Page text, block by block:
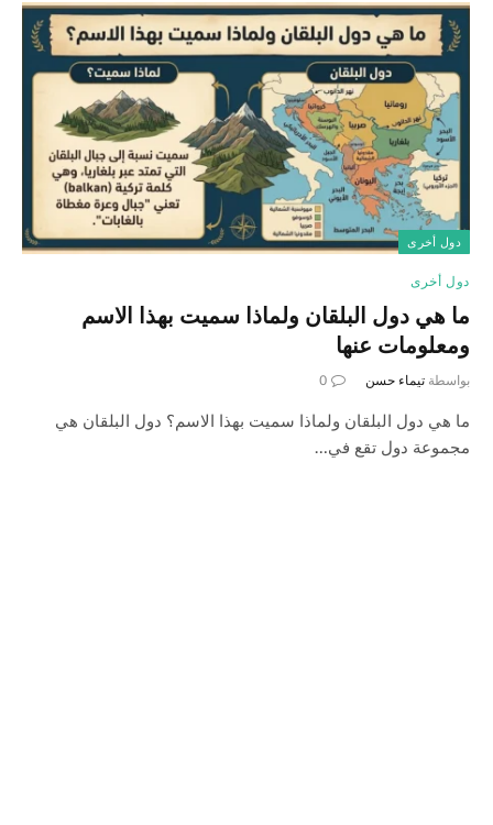
دول أخرى
دول أخرى
ما هي دول البلقان ولماذا سميت بهذا الاسم
ومعلومات عنها
بواسطة تيماء حسن 0
ما هي دول البلقان ولماذا سميت بهذا الاسم؟ دول البلقان هي
مجموعة دول تقع في…